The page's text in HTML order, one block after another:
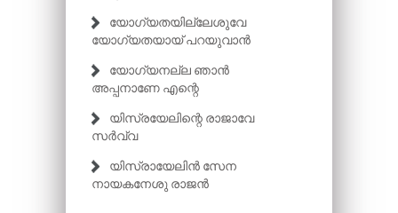
യോഗ്യതയില്ലേശുവേ
യോഗ്യതയായ് പറയുവാൻ
യോഗ്യനല്ല ഞാൻ
അപ്പനാണേ എന്റെ
യിസ്രയേലിന്റെ രാജാവേ
സർവ്വ
യിസ്രായേലിൻ സേന
നായകനേശു രാജൻ